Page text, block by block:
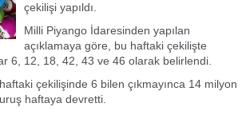
çekilişi yapıldı.
Milli Piyango İdaresinden yapılan
açıklamaya göre, bu haftaki çekilişte
6, 12, 18, 42, 43 ve 46 olarak belirlendi.
çekilişinde 6 bilen çıkmayınca 14 milyon
haftaya devretti.